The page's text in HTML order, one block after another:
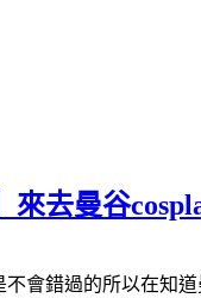
來去曼谷
會錯過的所以在知